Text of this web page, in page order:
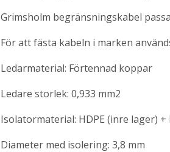
Grimsholm begränsningskabel
För att fästa kabeln i marken
Ledarmaterial: Förtennad koppar
Ledare storlek: 0,933 mm2
Isolatormaterial: HDPE (inre lager) +
Diameter med isolering: 3,8 mm